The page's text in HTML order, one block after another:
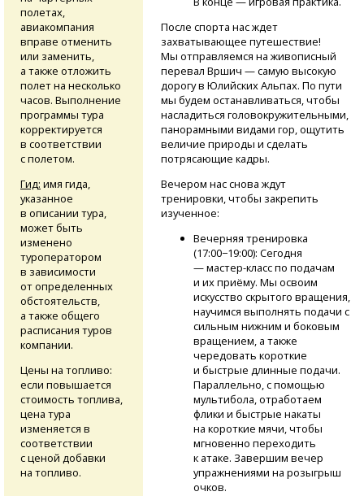
После спорта нас ждет
захватывающее путешествие!
Мы отправляемся на живописный
перевал Вршич — самую высокую
дорогу в Юлийских Альпах. По пути
мы будем останавливаться, чтобы
насладиться головокружительными,
панорамными видами гор, ощутить
величие природы и сделать
потрясающие кадры.
Вечером нас снова ждут
тренировки, чтобы закрепить
изученное:
Вечерняя тренировка
(17:00−19:00): Сегодня
— мастер-класспо подачам
и их приёму. Мы освоим
искусство скрытого вращения,
научимся выполнять подачи с
сильным нижним и боковым
вращением, а также
чередовать короткие
и быстрые длинные подачи.
Параллельно, с помощью
мультибола, отработаем
флики и быстрые накаты
на короткие мячи, чтобы
мгновенно переходить
к атаке. Завершим вечер
упражнениями на розыгрыш
очков.
полетах,
авиакомпания
вправе отменить
или заменить,
а также отложить
полет на несколько
часов. Выполнение
программы тура
корректируется
в соответствии
с полетом.
Гид: имя гида,
указанное
в описании тура,
может быть
изменено
туроператором
в зависимости
от определенных
обстоятельств,
а также общего
расписания туров
компании.
Цены на топливо:
если повышается
стоимость топлива,
цена тура
изменяется в
соответствии
с ценой добавки
на топливо.